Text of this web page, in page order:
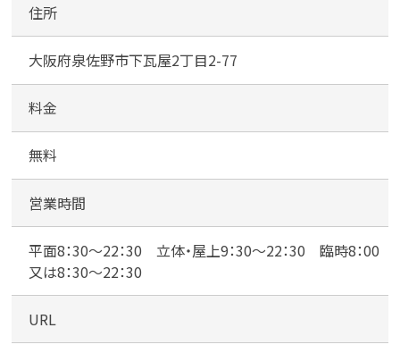
カンタン無料
最短1分！
します
まずはお電話で無料査定
る
佐
店
住所
大阪府泉佐野市下瓦屋2丁目2-77
料金
無料
営業時間
平面8：30～22：30 立体・屋上9：30～22：30 臨時8：00
又は8：30～22：30
URL